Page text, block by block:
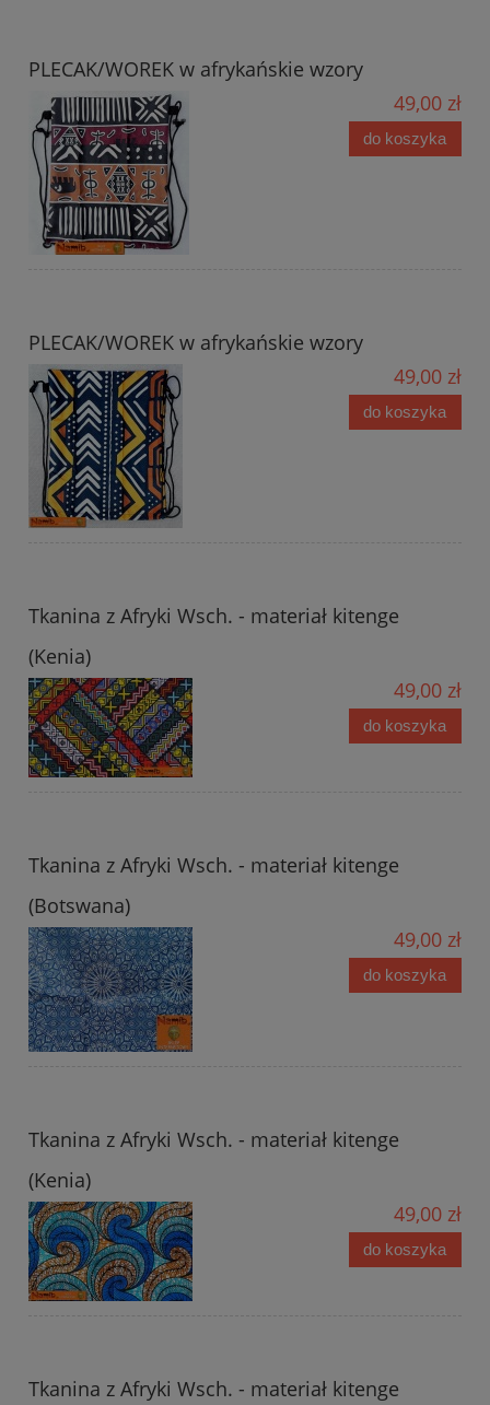
PLECAK/WOREK w afrykańskie wzory
49,00 zł
do koszyka
PLECAK/WOREK w afrykańskie wzory
49,00 zł
do koszyka
Tkanina z Afryki Wsch. - materiał kitenge
(Kenia)
49,00 zł
do koszyka
Tkanina z Afryki Wsch. - materiał kitenge
(Botswana)
49,00 zł
do koszyka
Tkanina z Afryki Wsch. - materiał kitenge
(Kenia)
49,00 zł
do koszyka
Tkanina z Afryki Wsch. - materiał kitenge